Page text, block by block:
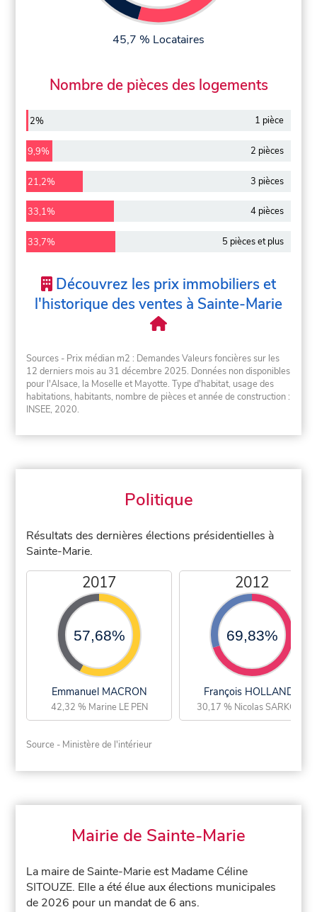
45,7 % Locataires
Nombre de pièces des logements
2% 1 pièce
9,9% 2 pièces
21,2% 3 pièces
33,1% 4 pièces
33,7% 5 pièces et plus
Découvrez les prix immobiliers et
l'historique des ventes à Sainte-Marie
Sources - Prix médian m2 : Demandes Valeurs foncières sur les
12 derniers mois au 31 décembre 2025. Données non disponibles
pour l'Alsace, la Moselle et Mayotte. Type d'habitat, usage des
habitations, habitants, nombre de pièces et année de construction :
INSEE, 2020.
Politique
Résultats des dernières élections présidentielles à
Sainte-Marie.
2017
57,68%
Emmanuel MACRON
42,32 % Marine LE PEN
2012
69,83%
François HOLLANDE
30,17 % Nicolas SARKOZY
Source - Ministère de l'intérieur
Mairie de Sainte-Marie
La maire de Sainte-Marie est Madame Céline
SITOUZE. Elle a été élue aux élections municipales
de 2026 pour un mandat de 6 ans.